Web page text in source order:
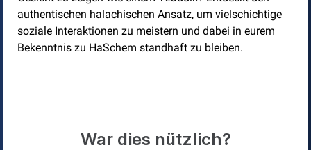
authentischen halachischen Ansatz, um vielschichtige
soziale Interaktionen zu meistern und dabei in eurem
Bekenntnis zu HaSchem standhaft zu bleiben.
War dies nützlich?